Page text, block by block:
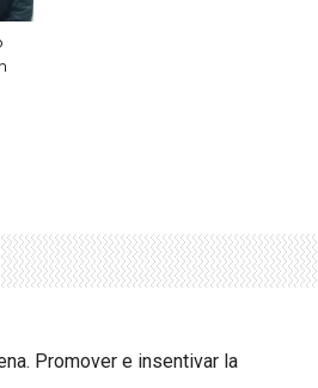
Promover e insentivar la